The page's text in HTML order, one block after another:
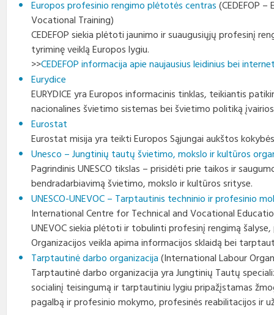
Europos profesinio rengimo plėtotės centras(CEDEFOP
Vocational Training)
CEDEFOP siekia plėtoti jaunimo ir suaugusiųjų profesinį
tyriminę veiklą Europos lygiu.
>>CEDEFOP informacija apie naujausius leidinius bei
Eurydice
EURYDICE yra Europos informacinis tinklas, teikiantis
nacionalines švietimo sistemas bei švietimo politiką
Eurostat
Eurostat misija yra teikti Europos Sąjungai aukštos
Unesco – Jungtinių tautų švietimo, mokslo ir kultūros
Pagrindinis UNESCO tikslas – prisidėti prie taikos ir
bendradarbiavimą švietimo, mokslo ir kultūros srityse.
UNESCO-UNEVOC – Tarptautinis techninio ir profesinio
International Centre for Technical and Vocational
UNEVOC siekia plėtoti ir tobulinti profesinį rengimą šalyse,
Organizacijos veikla apima informacijos sklaidą bei
Tarptautinė darbo organizacija(International Labour
Tarptautinė darbo organizacija yra Jungtinių Tautų
socialinį teisingumą ir tarptautiniu lygiu pripažįstamas
pagalbą ir profesinio mokymo, profesinės reabilitacijos ir